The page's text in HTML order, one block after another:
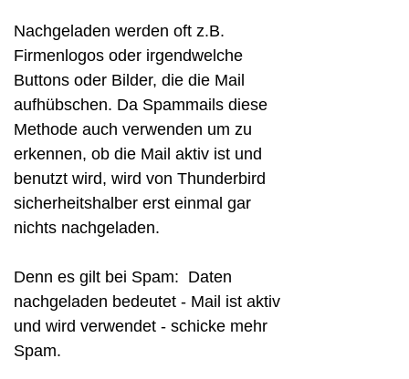
Nachgeladen werden oft z.B.
Firmenlogos oder irgendwelche
Buttons oder Bilder, die die Mail
aufhübschen. Da Spammails diese
Methode auch verwenden um zu
erkennen, ob die Mail aktiv ist und
benutzt wird, wird von Thunderbird
sicherheitshalber erst einmal gar
nichts nachgeladen.
Denn es gilt bei Spam: Daten
nachgeladen bedeutet - Mail ist aktiv
und wird verwendet - schicke mehr
Spam.